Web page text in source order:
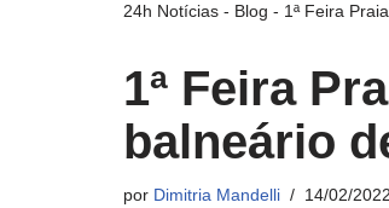
24h Notícias - Blog - 1ª Feira
1ª Feira
balneário
por Dimitria Mandelli 14/02/2022